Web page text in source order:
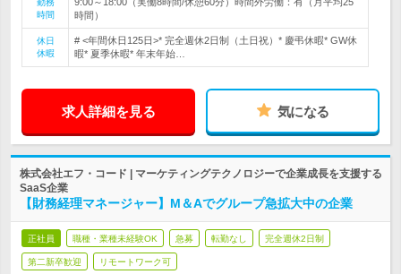
勤務
時間
時間）
休日
休暇
# <年間休日125日>* 完全週休2日制（土日祝）* 慶弔休暇* GW休
暇* 夏季休暇* 年末年始…
求人詳細を見る 気になる
株式会社エフ・コード | マーケティングテクノロジーで企業成長を支援する
SaaS企業
【財務経理マネージャー】M＆Aでグループ急拡大中の企業
正社員 職種・業種未経験OK 急募 転勤なし 完全週休2日制
第二新卒歓迎 リモートワーク可